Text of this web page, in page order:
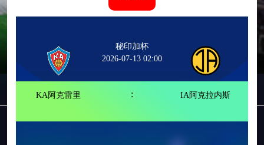
秘印加杯
2026-07-13 02:00
KA阿克雷里 : IA阿克拉内斯